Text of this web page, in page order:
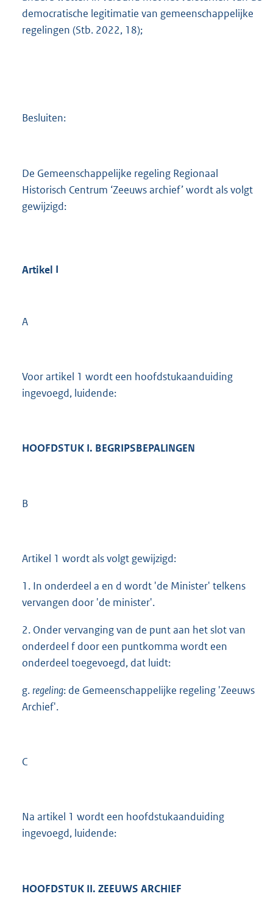
democratische legitimatie van gemeenschappelijke
regelingen (Stb. 2022, 18);
Besluiten:
De Gemeenschappelijke regeling Regionaal
Historisch Centrum ‘Zeeuws archief’ wordt als volgt
gewijzigd:
Artikel I
A
Voor artikel 1 wordt een hoofdstukaanduiding
ingevoegd, luidende:
HOOFDSTUK I. BEGRIPSBEPALINGEN
B
Artikel 1 wordt als volgt gewijzigd:
1. In onderdeel a en d wordt 'de Minister' telkens
vervangen door 'de minister'.
2. Onder vervanging van de punt aan het slot van
onderdeel f door een puntkomma wordt een
onderdeel toegevoegd, dat luidt:
g. regeling: de Gemeenschappelijke regeling 'Zeeuws
Archief'.
C
Na artikel 1 wordt een hoofdstukaanduiding
ingevoegd, luidende:
HOOFDSTUK II. ZEEUWS ARCHIEF